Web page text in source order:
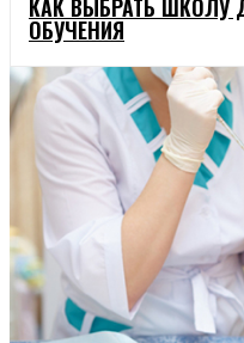
КАК ВЫБРАТЬ ШКОЛУ
ОБУЧЕНИЯ